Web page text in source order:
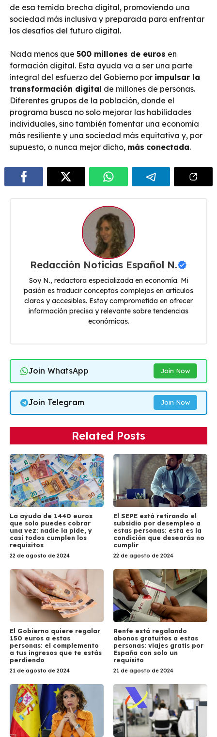
de esa temida brecha digital, promoviendo una
sociedad más inclusiva y preparada para enfrentar
los desafíos del futuro digital.
Nada menos que 500 millones de euros en
formación digital. Esta ayuda va a ser una parte
integral del esfuerzo del Gobierno por impulsar la
transformación digital de millones de personas.
Diferentes grupos de la población, donde el
programa busca no solo mejorar las habilidades
individuales, sino también fomentar una economía
más resiliente y una sociedad más equitativa y, por
supuesto, o nunca mejor dicho, más conectada.
Redacción Noticias Español N.
Soy N., redactora especializada en economía. Mi
pasión es traducir conceptos complejos en artículos
claros y accesibles. Estoy comprometida en ofrecer
información precisa y relevante sobre tendencias
económicas.
Join WhatsApp Join Now
Join Telegram Join Now
Related Posts
La ayuda de 1440 euros
que solo puedes cobrar
una vez: nadie la pide, y
casi todos cumplen los
requisitos
22 de agosto de 2024
El SEPE está retirando el
subsidio por desempleo a
estas personas: esta es la
condición que desearás no
cumplir
22 de agosto de 2024
El Gobierno quiere regalar
150 euros a estas
personas: el complemento
a tus ingresos que te estás
perdiendo
21 de agosto de 2024
Renfe está regalando
abonos gratuitos a estas
personas: viajes gratis por
España con solo un
requisito
21 de agosto de 2024